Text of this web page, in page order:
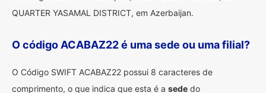
QUARTER YASAMAL DISTRICT, em Azerbaijan.
O código ACABAZ22 é uma sede ou uma filial?
O Código SWIFT ACABAZ22 possui 8 caracteres de
comprimento, o que indica que esta é a sede do